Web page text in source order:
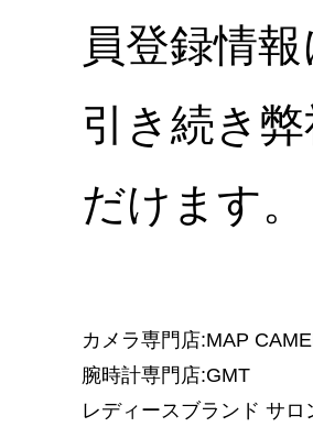
員登録情
引き続き
だけます。
カメラ専門店:MAP
腕時計専門店:GMT
レディースブランド サロ